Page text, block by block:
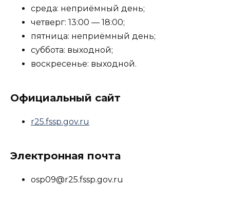
среда: неприёмный день;
четверг: 13:00 — 18:00;
пятница: неприёмный день;
суббота: выходной;
воскресенье: выходной.
Официальный сайт
r25.fssp.gov.ru
Электронная почта
osp09@r25.fssp.gov.ru